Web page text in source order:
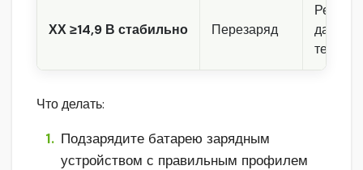
ХХ ≥14,9 В стабильно Перезаряд
датчик
Что делать:
Подзарядите батарею зарядным
устройством с правильным профилем